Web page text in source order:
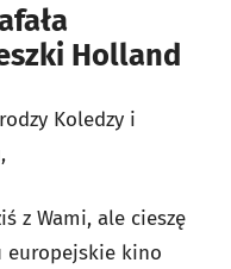
Holland
Koledzy i
z Wami, ale cieszę
europejskie kino